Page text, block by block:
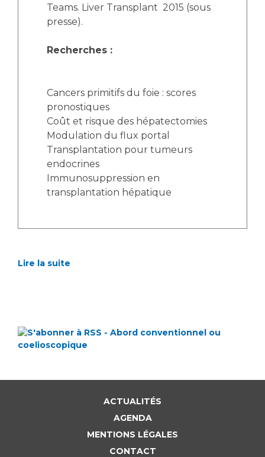
Teams. Liver Transplant 2015 (sous
presse).
Recherches :
Cancers primitifs du foie : scores
pronostiques
Coût et risque des hépatectomies
Modulation du flux portal
Transplantation pour tumeurs
endocrines
Immunosuppression en
transplantation hépatique
Lire la suite
ACTUALITÉS
AGENDA
MENTIONS LÉGALES
CONTACT